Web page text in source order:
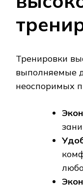
Тренировки
выполняемые
неоспоримых